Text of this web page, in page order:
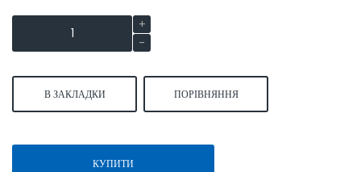
В ЗАКЛАДКИ ПОРІВНЯННЯ
КУПИТИ